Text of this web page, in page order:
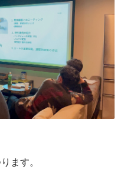
ます。